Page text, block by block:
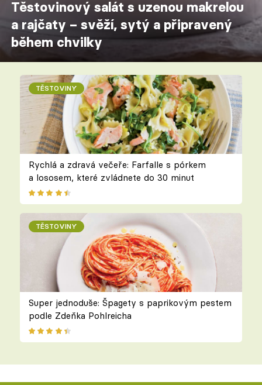
Těstovinový salát s uzenou makrelou
a rajčaty – svěží, sytý a připravený
během chvilky
TĚSTOVINY
Rychlá a zdravá večeře: Farfalle s pórkem
a lososem, které zvládnete do 30 minut
TĚSTOVINY
Super jednoduše: Špagety s paprikovým pestem
podle Zdeňka Pohlreicha